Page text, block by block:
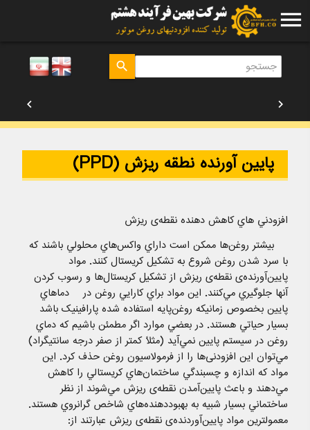
menu
search
chevron_right
chevron_left
پایین آورنده نطقه ریزش (PPD)
افزودني هاي كاهش دهنده نقطه‌ی ريزش
بيشتر روغن‌ها ممکن است داراي واکس‌هاي محلولي باشند که
با سرد شدن روغن شروع به تشکيل کريستال کنند. مواد
پايين‌آورنده‌ی نقطه‌ی ريزش از تشکيل کريستال‌ها و رسوب کردن
آنها جلوگيري مي‌کنند. اين مواد براي کارايي روغن در دماهاي
پايين بخصوص زمانيکه روغن‌پايه استفاده شده پارافينيک باشد
بسيار حياتي هستند. در بعضي موارد اگر مطمئن باشيم که دماي
روغن در سيستم پايين نمي‌آيد (مثلاً کمتر از صفر درجه سانتيگراد)
مي‌توان اين افزودنی‌ها را از فرمولاسيون روغن حذف کرد. اين
مواد که اندازه و چسبندگي ساختمان‌هاي کريستالي را کاهش
مي‌دهند و باعث پايين‌آمدن نقطه‌ی ريزش مي‌شوند از نظر
ساختماني بسيار شبيه به بهبود‌دهنده‌هاي شاخص گرانروي هستند.
معمولترين مواد پايين‌آوردنده‌ی نقطه‌ی ريزش عبارتند از: